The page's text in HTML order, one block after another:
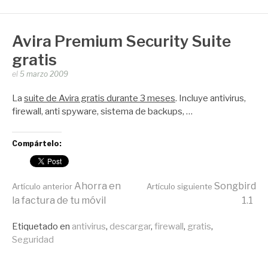
Avira Premium Security Suite
gratis
Publicado
Zootropo
el 5 marzo 2009
La suite de Avira gratis durante 3 meses. Incluye antivirus,
firewall, anti spyware, sistema de backups, …
Compártelo:
Seguir
leyendo
Artículo anterior Ahorra en
la factura de tu móvil
Artículo siguiente Songbird
1.1
Publicado
en
Etiquetado en antivirus, descargar, firewall, gratis,
Seguridad